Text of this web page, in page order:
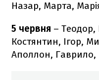
Назар, Марта,
5 червня – Теодор,
Костянтин, Ігор,
Аполлон, Гаврило,